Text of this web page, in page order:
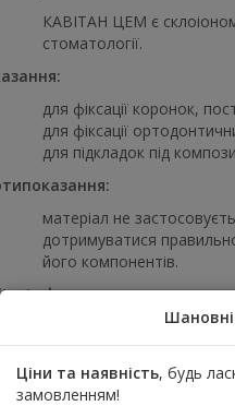
КАВІТАН ЦЕМ є
стоматології.
для фіксації коронок,
для фіксації
для підкладок під
матеріал не
дотримуватися
його компонентів.
ефекти:
лише у рідких випадках
(роздратування, сухість
Шановні
Ціни та наявність, будь
замовленням!